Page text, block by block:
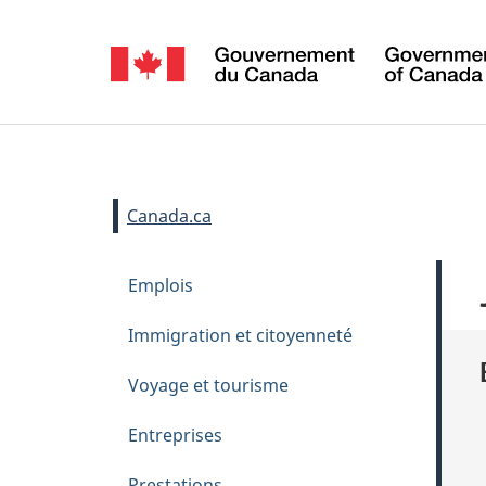
Sélection
de
la
langue
connecter
Canada.ca
MPasser
contenu
Emplois
Immigration et citoyenneté
Voyage et tourisme
Entreprises